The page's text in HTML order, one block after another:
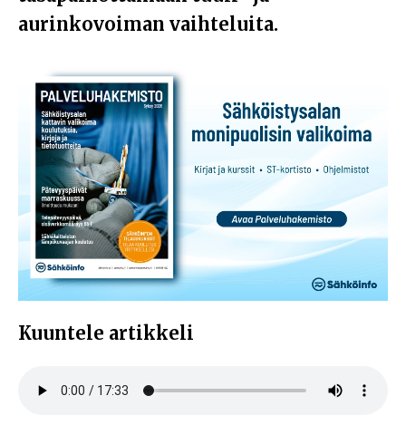
aurinkovoiman vaihteluita.
Kuuntele artikkeli